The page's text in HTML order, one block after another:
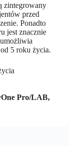
zintegrowany
przed
Ponadto
jest znacznie
5 roku życia.
Pro/LAB,